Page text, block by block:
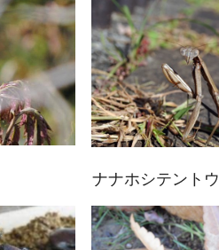
ナホシテントウ